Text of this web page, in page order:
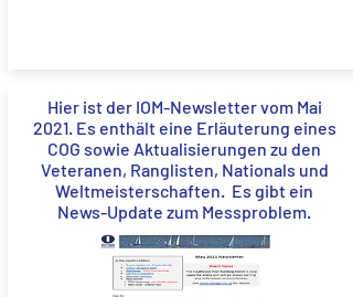
Hier ist der IOM-Newsletter vom Mai
2021. Es enthält eine Erläuterung eines
COG sowie Aktualisierungen zu den
Veteranen, Ranglisten, Nationals und
Weltmeisterschaften. Es gibt ein
News-Update zum Messproblem.